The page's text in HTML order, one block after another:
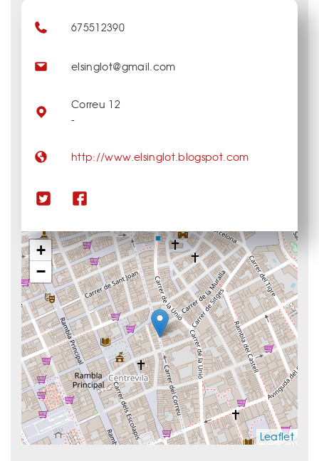
+
−
Leaflet
675512390
elsinglot@gmail.com
Correu 12
-
http://www.elsinglot.blogspot.com